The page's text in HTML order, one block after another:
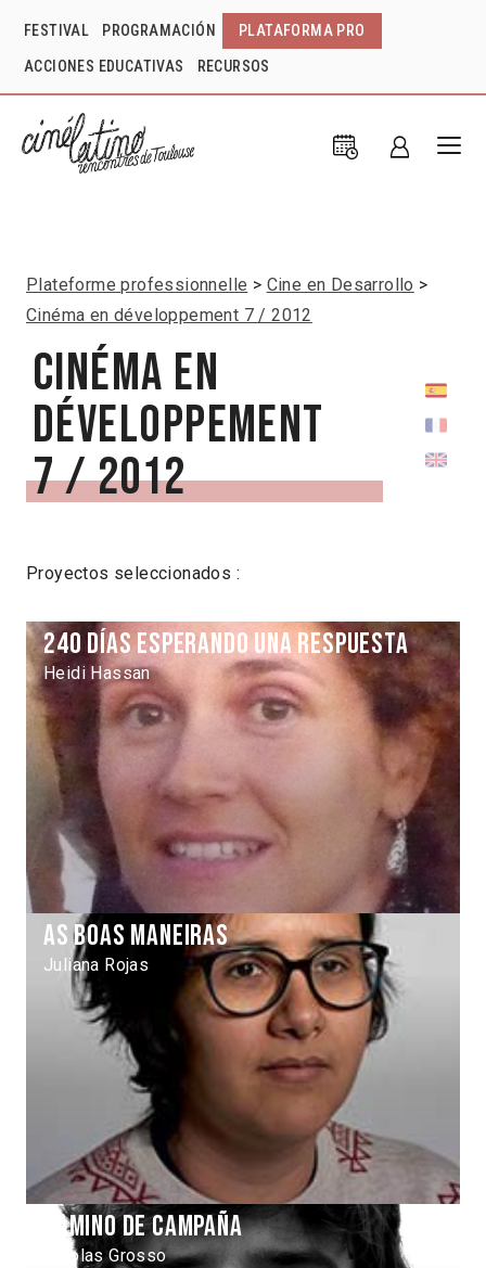
FESTIVAL PROGRAMACIÓN PLATAFORMA PRO
ACCIONES EDUCATIVAS RECURSOS
Plateforme professionnelle
Cine en Desarrollo
Cinéma en développement 7 / 2012
Cinéma en
développement
7 / 2012
Proyectos seleccionados :
240 días esperando una respuesta
Heidi Hassan
As Boas Maneiras
Juliana Rojas
Camino de campaña
Nicolas Grosso